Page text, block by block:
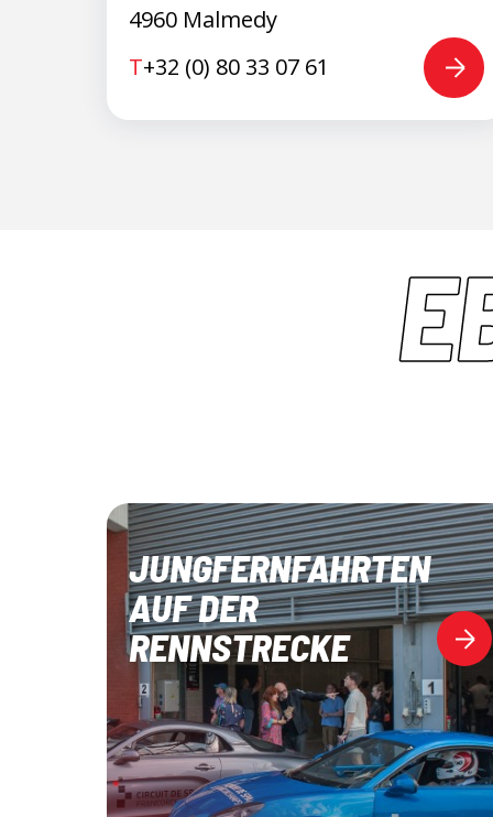
4960 Malmedy
T+32 (0) 80 33 07 61
JUNGFERNFAHRTEN
AUF DER
RENNSTRECKE